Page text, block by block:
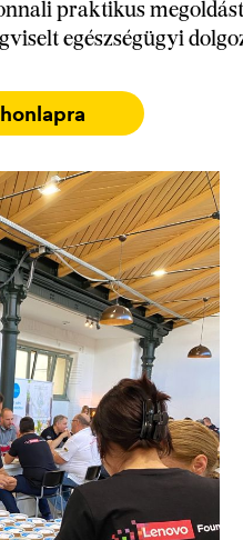
praktikus megoldást
egészségügyi